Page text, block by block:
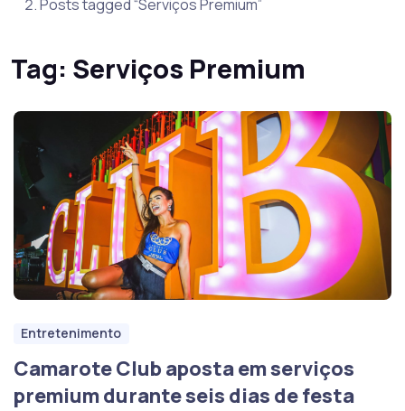
Posts tagged “Serviços Premium”
Tag: Serviços Premium
Entretenimento
Camarote Club aposta em serviços
premium durante seis dias de festa